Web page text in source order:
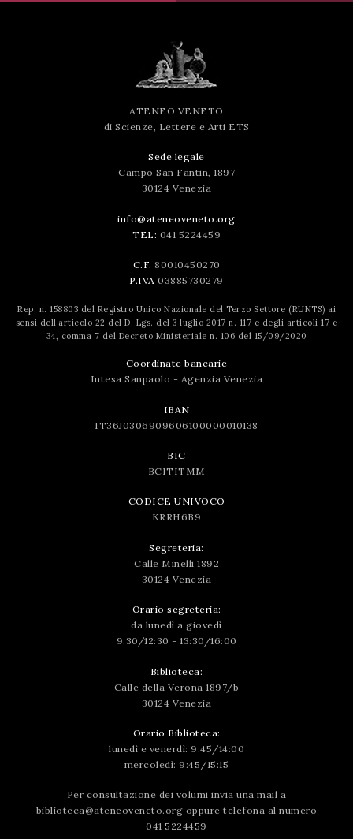
ATENEO VENETO
di Scienze, Lettere e Arti ETS
Sede legale
Campo San Fantin, 1897
30124 Venezia
info@ateneoveneto.org
TEL: 041 5224459
C.F. 80010450270
P.IVA 03885730279
Rep. n. 158803 del Registro Unico Nazionale del Terzo Settore (RUNTS) ai
sensi dell’articolo 22 del D. Lgs. del 3 luglio 2017 n. 117 e degli articoli 17 e
34, comma 7 del Decreto Ministeriale n. 106 del 15/09/2020
Coordinate bancarie
Intesa Sanpaolo - Agenzia Venezia
IBAN
IT36J0306909606100000010138
BIC
BCITITMM
CODICE UNIVOCO
KRRH6B9
Segreteria:
Calle Minelli 1892
30124 Venezia
Orario segreteria:
da lunedì a giovedì
9:30/12:30 - 13:30/16:00
Biblioteca:
Calle della Verona 1897/b
30124 Venezia
Orario Biblioteca:
lunedì e venerdì: 9:45/14:00
mercoledì: 9:45/15:15
Per consultazione dei volumi invia una mail a
biblioteca@ateneoveneto.org oppure telefona al numero
041 5224459